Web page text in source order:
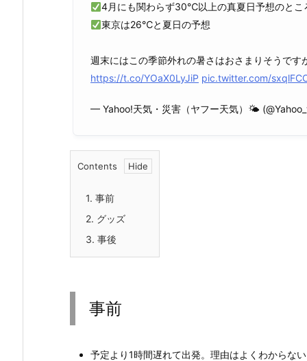
4月にも関わらず30℃以上の真夏日予想のとこ
東京は26℃と夏日の予想
週末にはこの季節外れの暑さはおさまりそうで
https://t.co/YOaX0LyJiP pic.twitter.com/
— Yahoo!天気・災害（ヤフー天気）🌤
Contents
1. 事前
2. グッズ
3. 事後
事前
予定より1時間遅れて出発。理由はよくわからな